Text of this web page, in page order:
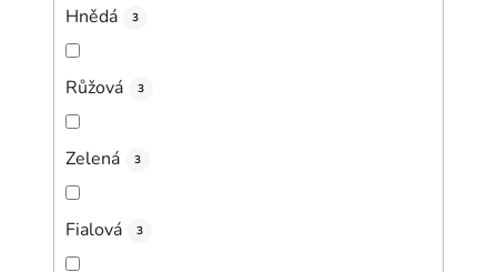
Hnědá 3
Růžová 3
Zelená 3
Fialová 3